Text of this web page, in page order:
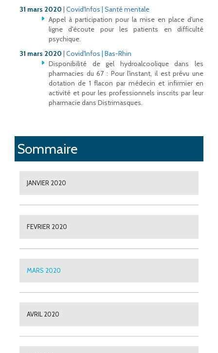
31 mars 2020 | Covid'Infos | Santé mentale
Appel à participation pour la mise en place d'une
ligne d'écoute pour les patients en difficulté
psychique.
31 mars 2020 | Covid'Infos | Bas-Rhin
Disponibilité de gel hydroalcoolique dans les
pharmacies du 67 : Pour l'instant, il est prévu une
dotation de 1 flacon par médecin et infirmier en
activité et pour les professionnels inscrits par leur
pharmacie dans Distrimasques.
Sommaire
JANVIER 2020
FEVRIER 2020
MARS 2020
AVRIL 2020